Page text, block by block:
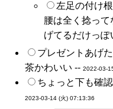
左足の付け
腰は全く捻っ
げてるだけっぽ
プレゼントあげ
茶かわいい -- 2022-03-
ちょっと下も確
2023-03-14 (火) 07:13:36